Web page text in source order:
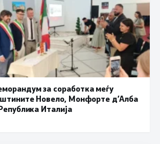
за соработка меѓу
Новело, Монфорте д’Алба
Италија